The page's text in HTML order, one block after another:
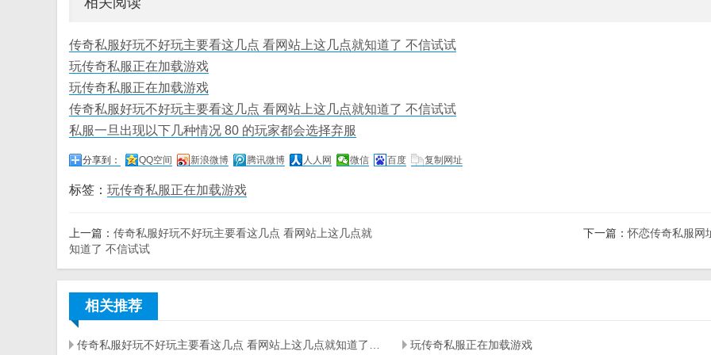
传奇私服好玩不好玩主要看这几点 看网站上这几点就知道了 不信试试
玩传奇私服正在加载游戏
玩传奇私服正在加载游戏
传奇私服好玩不好玩主要看这几点 看网站上这几点就知道了 不信试试
私服一旦出现以下几种情况 80 的玩家都会选择弃服
分享到： QQ空间 新浪微博 腾讯微博 人人网 微信 百度 复制网址
标签： 玩传奇私服正在加载游戏
上一篇： 传奇私服好玩不好玩主要看这几点 看网站上这几点就
知道了 不信试试
下一篇：怀恋传奇私服网
相关推荐
玩传奇私服正在加载游戏